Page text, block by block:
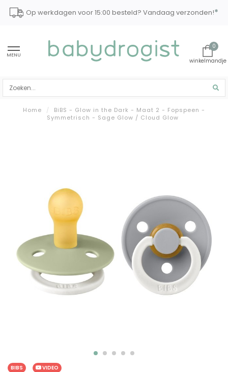
Op werkdagen voor 15:00 besteld? Vandaag verzonden!*
MENU
0
Home /
BiBS - Glow in the Dark - Maat 2 - Fopspeen -
Symmetrisch - Sage Glow / Cloud Glow
BIBS VIDEO